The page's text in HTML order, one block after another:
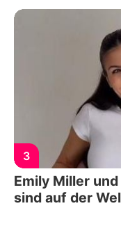
3
Emily Miller
sind auf der